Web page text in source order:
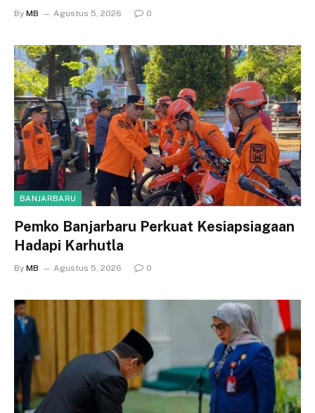
By MB Agustus 5, 2026 0
BANJARBARU
Pemko Banjarbaru Perkuat Kesiapsiagaan
Hadapi Karhutla
By MB Agustus 5, 2026 0